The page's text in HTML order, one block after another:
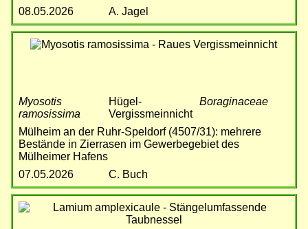
08.05.2026
A. Jagel
Bild
Myosotis
ramosissima
Hügel-
Vergissmeinnicht
Boraginaceae
Mülheim an der Ruhr-Speldorf (4507/31): mehrere
Bestände in Zierrasen im Gewerbegebiet des
Mülheimer Hafens
07.05.2026
C. Buch
Bild